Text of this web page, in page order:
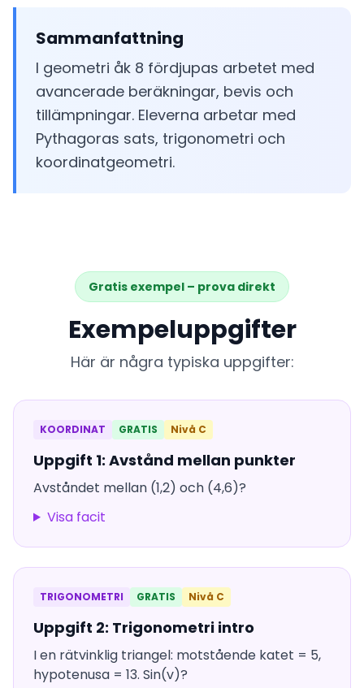
Sammanfattning
I geometri åk 8 fördjupas arbetet med
avancerade beräkningar, bevis och
tillämpningar. Eleverna arbetar med
Pythagoras sats, trigonometri och
koordinatgeometri.
Gratis exempel – prova direkt
Exempeluppgifter
Här är några typiska uppgifter:
KOORDINAT GRATIS Nivå C
Uppgift 1: Avstånd mellan punkter
Avståndet mellan (1,2) och (4,6)?
Visa facit
TRIGONOMETRI GRATIS Nivå C
Uppgift 2: Trigonometri intro
I en rätvinklig triangel: motstående katet = 5,
hypotenusa = 13. Sin(v)?